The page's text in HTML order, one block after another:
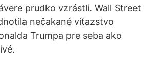
prudko vzrástli. Wall Street
nečakané víťazstvo
Trumpa pre seba ako